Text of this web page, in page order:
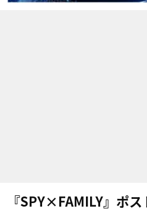
『SPY×FAMILY』ポ